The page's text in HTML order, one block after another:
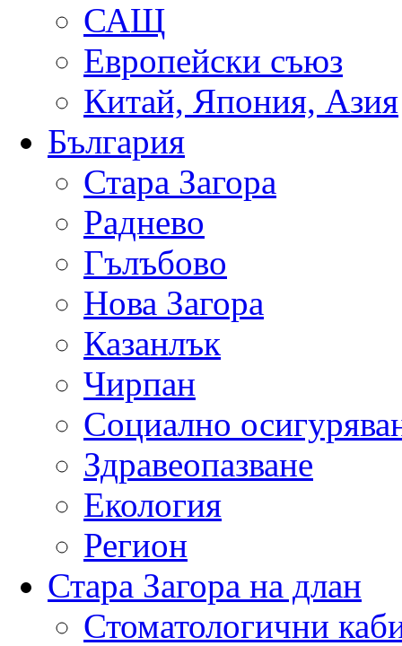
САЩ
Европейски съюз
Китай, Япония, Азия
България
Стара Загора
Раднево
Гълъбово
Нова Загора
Казанлък
Чирпан
Социално
Здравеопазване
Екология
Регион
Стара Загора на длан
Стоматологични